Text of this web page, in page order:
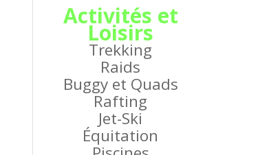
Activités et
Loisirs
Trekking
Raids
Buggy et Quads
Rafting
Jet-Ski
Équitation